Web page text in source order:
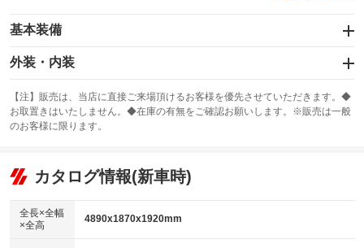
基本装備
エアバッグ：運転席/助手席/サイド
：装備あり
：装備なし
サンルーフ
：装備なし ABS
リフトアップ
：装備なし
：装備あり
パワーウィンドウ
外装・内装
カーナビ：SDナビ
：装備あり
TV：フルセグ
：装備あり
ビジュアル：-／DVD再生
：装備あり
：装備あり
革シート
【注】販売は、当店に直接ご来場頂けるお客様を優先させていただきます。◆
お取置きはいたしません。◆在庫の有無をご確認お願いします。※販売は一般
のお客様に限ります。
カタログ情報(新車時)
全長×全幅
×全高
4890x1870x1920mm